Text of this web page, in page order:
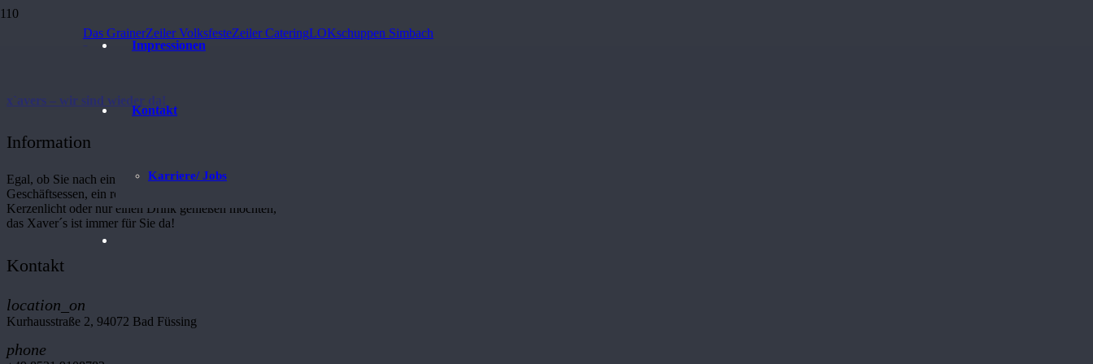
Das GrainerZeiler VolksfesteZeiler CateringLOKschuppen Simbach
Impressionen
Kontakt
Karriere/ Jobs
Jeden Samstag Live-Musik!
x`avers – wir sind wieder da!
Information
Egal, ob Sie nach einem anstrengenden Tag, ein
Geschäftsessen, ein romantisches Abendessen bei
Kerzenlicht oder nur einen Drink genießen möchten,
das Xaver´s ist immer für Sie da!
Kontakt
location_on
Kurhausstraße 2, 94072 Bad Füssing
phone